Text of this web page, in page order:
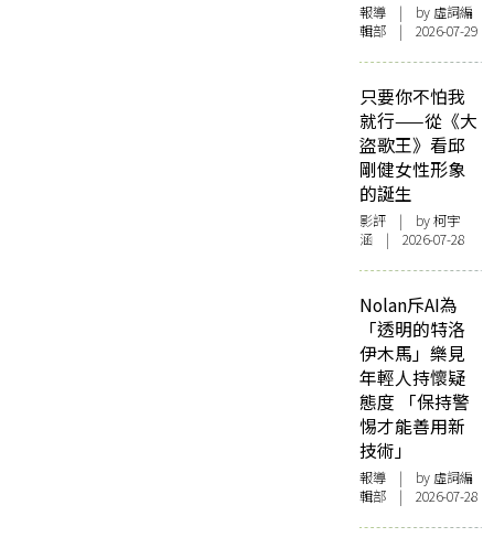
報導 | by 虛詞編
輯部 | 2026-07-29
只要你不怕我
就行——從《大
盜歌王》看邱
剛健女性形象
的誕生
影評 | by 柯宇
涵 | 2026-07-28
Nolan斥AI為
「透明的特洛
伊木馬」樂見
年輕人持懷疑
態度 「保持警
惕才能善用新
技術」
報導 | by 虛詞編
輯部 | 2026-07-28